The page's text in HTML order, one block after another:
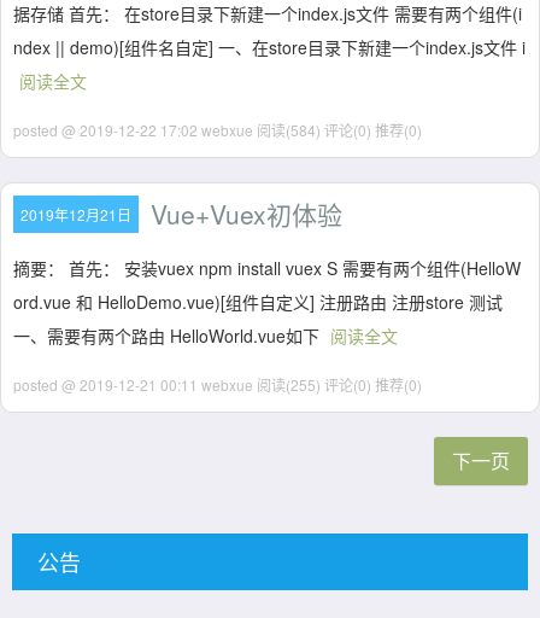
据存储 首先： 在store目录下新建一个index.js文件 需要有两个组件(i
ndex || demo)[组件名自定] 一、在store目录下新建一个index.js文件 i
阅读全文
posted @ 2019-12-22 17:02 webxue 阅读(584) 评论(0) 推荐(0)
2019年12月21日 Vue+Vuex初体验
摘要： 首先： 安装vuex npm install vuex S 需要有两个组件(HelloW
ord.vue 和 HelloDemo.vue)[组件自定义] 注册路由 注册store 测试
一、需要有两个路由 HelloWorld.vue如下 阅读全文
posted @ 2019-12-21 00:11 webxue 阅读(255) 评论(0) 推荐(0)
下一页
公告